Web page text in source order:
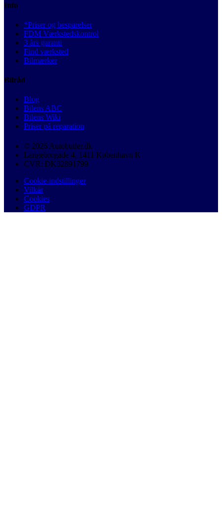
Info
*Priser og besparelser
FDM Værkstedskontrol
3 års garanti
Find værksted
Bilmærker
Bilråd
Blog
Bilens ABC
Bilens Wiki
Priser på reparation
© 2026 Autobutler.dk
Langebrogade 4, 1411 København K
CVR: DK32891799
Cookie-indstillinger
Vilkår
Cookies
GDPR